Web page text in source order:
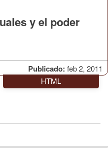
Publicado: feb 2, 2011
y el poder
HTML